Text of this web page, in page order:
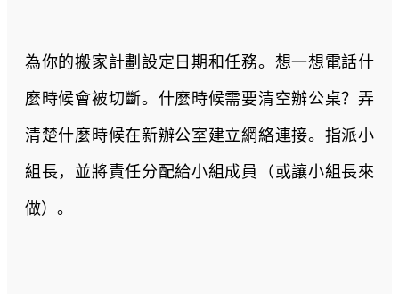
為你的搬家計劃設定日期和任務。想一想電話什
麼時候會被切斷。什麼時候需要清空辦公桌？弄
清楚什麼時候在新辦公室建立網絡連接。指派小
組長，並將責任分配給小組成員（或讓小組長來
做）。